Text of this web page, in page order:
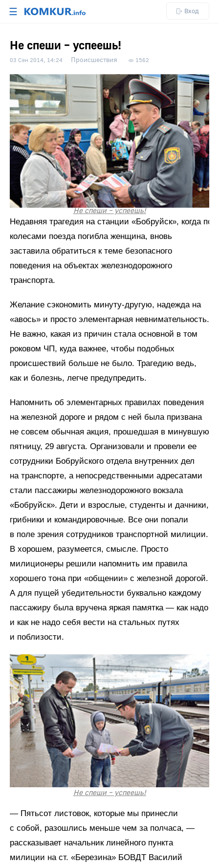
☰ Вход
Не спеши – успеешь!
03 Сен 2014, 14:24 Происшествия 1562
Не спеши – успеешь!
Недавняя трагедия на станции «Бобруйск», когда под
колесами поезда погибла женщина, вновь
заставила обратиться к теме безопасного
поведения на объектах железнодорожного
транспорта.
Желание сэкономить минуту-другую, надежда на
«авось» и просто элементарная невнимательность.
Не важно, какая из причин стала основной в том
роковом ЧП, куда важнее, чтобы подобных
происшествий больше не было. Трагедию ведь,
как и болезнь, легче предупредить.
Напомнить об элементарных правилах поведения
на железной дороге и рядом с ней была призвана
не совсем обычная акция, прошедшая в минувшую
пятницу, 29 августа. Организовали и провели ее
сотрудники Бобруйского отдела внутренних дел
на транспорте, а непосредственными адресатами
стали пассажиры железнодорожного вокзала
«Бобруйск». Дети и взрослые, студенты и дачники,
грибники и командировочные. Все они попали
в поле зрения сотрудников транспортной милиции.
В хорошем, разумеется, смысле. Просто
милиционеры решили напомнить им правила
хорошего тона при «общении» с железной дорогой.
А для пущей убедительности буквально каждому
пассажиру была вручена яркая памятка — как надо
и как не надо себя вести на стальных путях
и поблизости.
Не спеши – успеешь!
— Пятьсот листовок, которые мы принесли
с собой, разошлись меньше чем за полчаса, —
рассказывает начальник линейного пункта
милиции на ст. «Березина» БОВДТ Василий